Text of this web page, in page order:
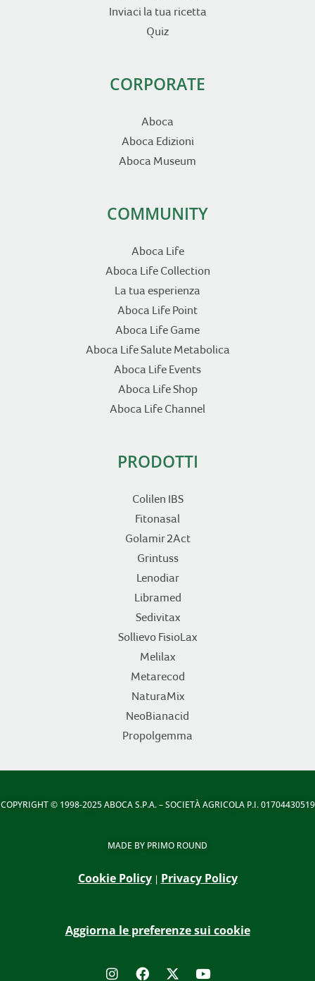
Inviaci la tua ricetta
Quiz
CORPORATE
Aboca
Aboca Edizioni
Aboca Museum
COMMUNITY
Aboca Life
Aboca Life Collection
La tua esperienza
Aboca Life Point
Aboca Life Game
Aboca Life Salute Metabolica
Aboca Life Events
Aboca Life Shop
Aboca Life Channel
PRODOTTI
Colilen IBS
Fitonasal
Golamir 2Act
Grintuss
Lenodiar
Libramed
Sedivitax
Sollievo FisioLax
Melilax
Metarecod
NaturaMix
NeoBianacid
Propolgemma
COPYRIGHT© 1998-2025 ABOCA S.P.A. – SOCIETÀ AGRICOLA P.I. 01704430519
MADE BY PRIMO ROUND
Cookie Policy| Privacy Policy
Aggiorna le preferenze sui cookie